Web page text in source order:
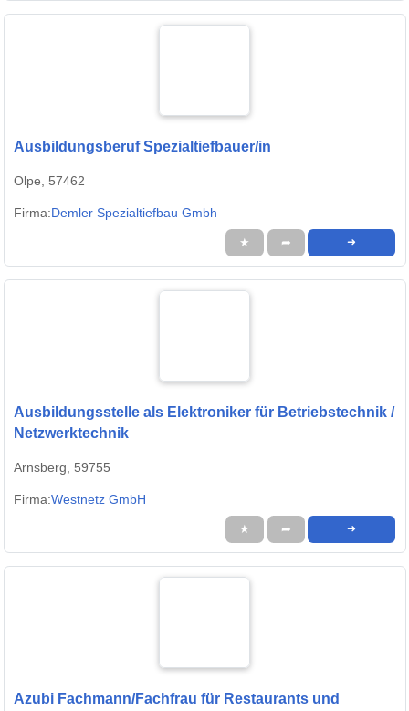
Ausbildungsberuf Spezialtiefbauer/in
Olpe, 57462
Firma:Demler Spezialtiefbau Gmbh
★ ➦ ➜
Ausbildungsstelle als Elektroniker für Betriebstechnik /
Netzwerktechnik
Arnsberg, 59755
Firma:Westnetz GmbH
★ ➦ ➜
Azubi Fachmann/Fachfrau für Restaurants und